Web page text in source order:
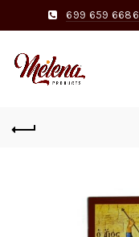
699 659 6686